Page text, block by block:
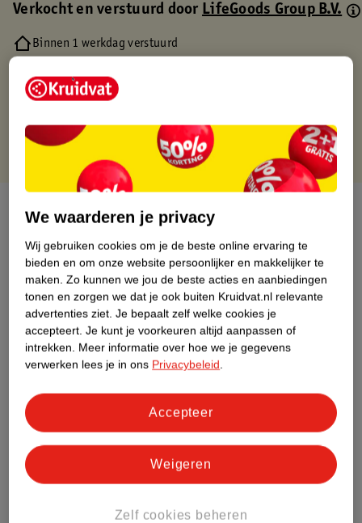
Verkocht en verstuurd doorLifeGoods Group B.V.
Binnen 1 werkdag verstuurd
Gratis retourneren via verkooppartner.
Gratis punten met je Kruidvat kaart
Over dit product
Productinformatie
Etiketinformatie
Nature Impact Score
Dit product heeft (nog) geen Nature
Bestel & Bezorginformatie
We waarderen je privacy
Wij gebruiken cookies om je de beste online ervaring te
bieden en om onze website persoonlijker en makkelijker te
maken. Zo kunnen we jou de beste acties en aanbiedingen
tonen en zorgen we dat je ook buiten Kruidvat.nl relevante
advertenties ziet. Je bepaalt zelf welke cookies je
accepteert. Je kunt je voorkeuren altijd aanpassen of
intrekken. Meer informatie over hoe we je gegevens
verwerken lees je in ons Privacybeleid.
Zelf cookies beheren
Weigeren
Accepteer